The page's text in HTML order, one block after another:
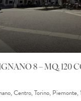
8 – MQ. 120
Centro, Torino, Piemonte,